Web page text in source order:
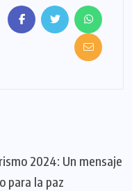
2024: Un mensaje
para la paz